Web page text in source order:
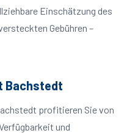
Einschätzung des
Gebühren –
Bachstedt
profitieren Sie von
und